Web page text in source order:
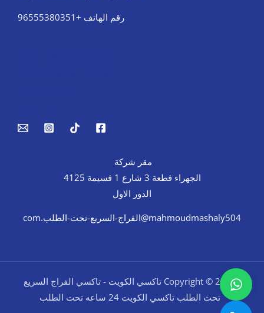
رقم الهاتف +96555380351
مقر شركة
الجهراء قطعة 3 شارع 1 قسيمة 4125
الدور الاول
mahmoudmashaly504@الفراج-السريع-تحت-الطلب.com
Copyright © 2026 تاكسي الكويت - تاكسي الفراج السريع
تحت الطلب تاكسي الكويت 24 ساعه تحت الطلب